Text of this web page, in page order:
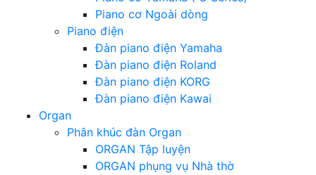
Piano cơ Ngoài dòng
Piano điện
Đàn piano điện Yamaha
Đàn piano điện Roland
Đàn piano điện KORG
Đàn piano điện Kawai
Organ
Phân khúc đàn Organ
ORGAN Tập luyện
ORGAN phụng vụ Nhà thờ